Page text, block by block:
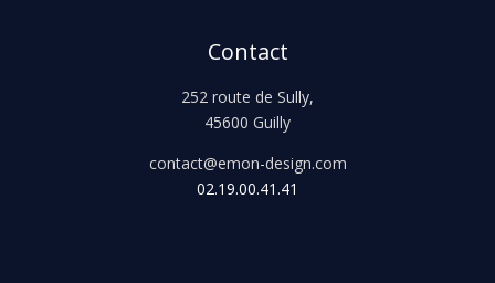
Contact
252 route de Sully,
45600 Guilly
contact@emon-design.com
02.19.00.41.41